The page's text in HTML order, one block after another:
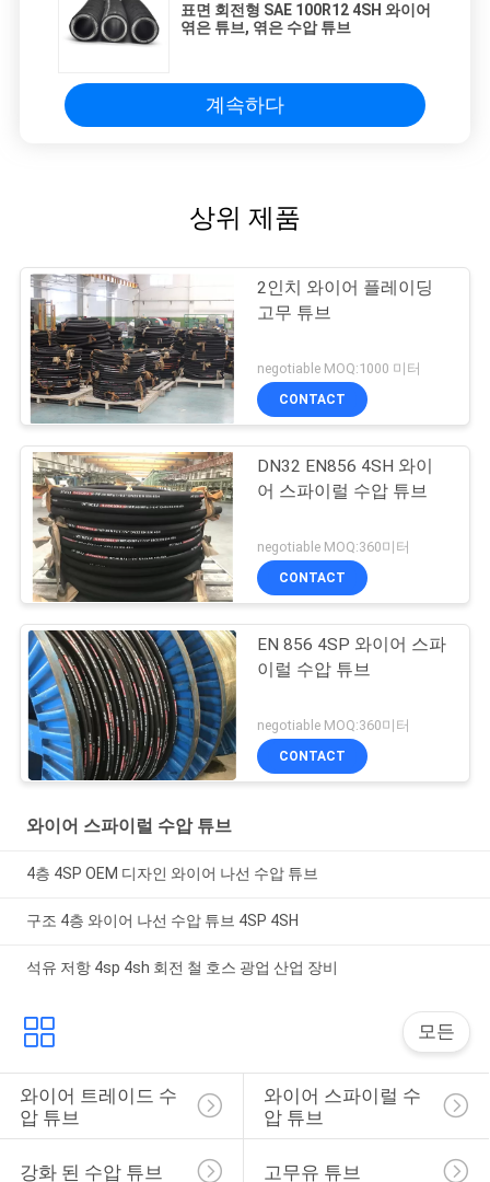
표면 회전형 SAE 100R12 4SH 와이어
엮은 튜브, 엮은 수압 튜브
계속하다
상위 제품
2인치 와이어 플레이딩
고무 튜브
negotiable MOQ:1000 미터
CONTACT
DN32 EN856 4SH 와이
어 스파이럴 수압 튜브
negotiable MOQ:360미터
CONTACT
EN 856 4SP 와이어 스파
이럴 수압 튜브
negotiable MOQ:360미터
CONTACT
와이어 스파이럴 수압 튜브
4층 4SP OEM 디자인 와이어 나선 수압 튜브
구조 4층 와이어 나선 수압 튜브 4SP 4SH
석유 저항 4sp 4sh 회전 철 호스 광업 산업 장비
모든
와이어 트레이드 수
압 튜브
와이어 스파이럴 수
압 튜브
강화 된 수압 튜브 고무유 튜브